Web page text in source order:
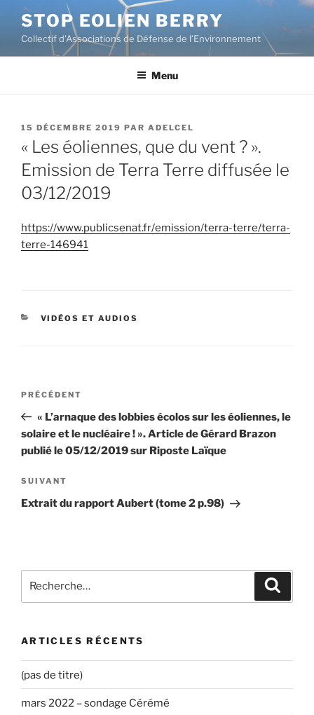
contenu
principal
STOP EOLIEN BERRY
Collectif d'Associations de Défense de l’Environnement
Menu
PUBLIÉ
15 DÉCEMBRE 2019 PAR ADELCEL
« Les éoliennes, que du vent ? ».
Emission de Terra Terre diffusée le
03/12/2019
https://www.publicsenat.fr/emission/terra-terre/terra-
terre-146941
CATÉGORIES
VIDÉOS ET AUDIOS
Navigation
l’article
Article
précédent
PRÉCÉDENT
« L’arnaque des lobbies écolos sur les éoliennes, le
solaire et le nucléaire ! ». Article de Gérard Brazon
publié le 05/12/2019 sur Riposte Laïque
Article
suivant
SUIVANT
Extrait du rapport Aubert (tome 2 p.98)
pour
ARTICLES RÉCENTS
(pas de titre)
mars 2022 – sondage Cérémé